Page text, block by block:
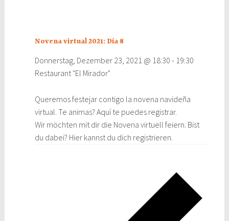
Novena virtual 2021: Día 8
Donnerstag, Dezember 23, 2021 @ 18:30 - 19:30
Restaurant "El Mirador"
Queremos festejar contigo la novena navideña
virtual. Te animas? Aquí te puedes registrar.
Wir möchten mit dir die Novena virtuell feiern. Bist
du dabei? Hier kannst du dich registrieren.